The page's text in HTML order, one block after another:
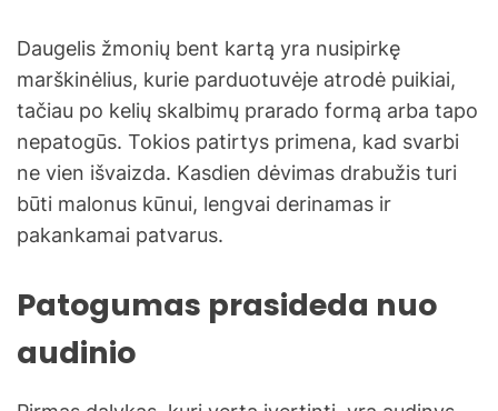
Daugelis žmonių bent kartą yra nusipirkę
marškinėlius, kurie parduotuvėje atrodė puikiai,
tačiau po kelių skalbimų prarado formą arba tapo
nepatogūs. Tokios patirtys primena, kad svarbi
ne vien išvaizda. Kasdien dėvimas drabužis turi
būti malonus kūnui, lengvai derinamas ir
pakankamai patvarus.
Patogumas prasideda nuo
audinio